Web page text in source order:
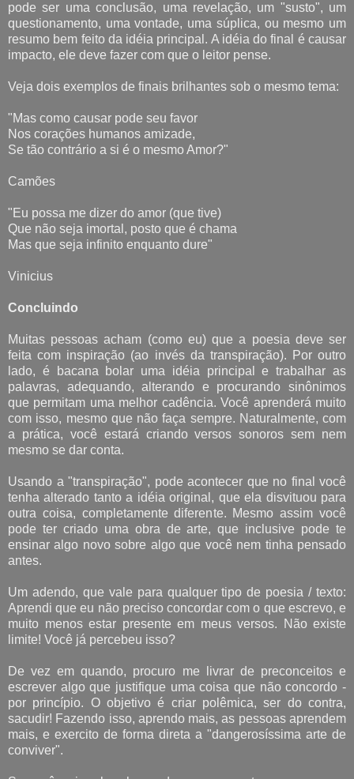
pode ser uma conclusão, uma revelação, um "susto", um
questionamento, uma vontade, uma súplica, ou mesmo um
resumo bem feito da idéia principal. A idéia do final é causar
impacto, ele deve fazer com que o leitor pense.
Veja dois exemplos de finais brilhantes sob o mesmo tema:
"Mas como causar pode seu favor
Nos corações humanos amizade,
Se tão contrário a si é o mesmo Amor?"
Camões
"Eu possa me dizer do amor (que tive)
Que não seja imortal, posto que é chama
Mas que seja infinito enquanto dure"
Vinicius
Concluindo
Muitas pessoas acham (como eu) que a poesia deve ser
feita com inspiração (ao invés da transpiração). Por outro
lado, é bacana bolar uma idéia principal e trabalhar as
palavras, adequando, alterando e procurando sinônimos
que permitam uma melhor cadência. Você aprenderá muito
com isso, mesmo que não faça sempre. Naturalmente, com
a prática, você estará criando versos sonoros sem nem
mesmo se dar conta.
Usando a "transpiração", pode acontecer que no final você
tenha alterado tanto a idéia original, que ela disvituou para
outra coisa, completamente diferente. Mesmo assim você
pode ter criado uma obra de arte, que inclusive pode te
ensinar algo novo sobre algo que você nem tinha pensado
antes.
Um adendo, que vale para qualquer tipo de poesia / texto:
Aprendi que eu não preciso concordar com o que escrevo, e
muito menos estar presente em meus versos. Não existe
limite! Você já percebeu isso?
De vez em quando, procuro me livrar de preconceitos e
escrever algo que justifique uma coisa que não concordo -
por princípio. O objetivo é criar polêmica, ser do contra,
sacudir! Fazendo isso, aprendo mais, as pessoas aprendem
mais, e exercito de forma direta a "dangerosíssima arte de
conviver".